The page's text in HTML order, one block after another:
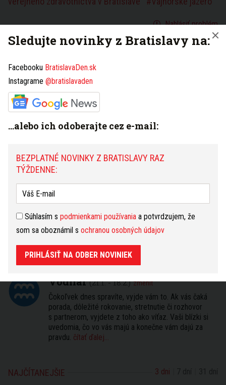
Nahlásiť problém
TÝŽDENNE:
ochranou osobných údajov
PRIHLÁSIŤ NA ODBER NOVINIEK
Máte tip na článok?Napíšte nám TU
Vodnár (21.1. - 18.2.) zmeniť
Čokoľvek dnes spravíte, vyjde vám to. Ak vás čaká
porada, dôležité rokovanie, stretnutie či rozhovor
s partnerom, vyjdete z toho ako víťaz. Vaši blízki si
uvedomia, čo vo vás majú a konečne vám dajú za
pravdu. čítať ďalej...
NAJČÍTANEJŠIE 3 dni
Sledujte novinky z Bratislavy na:
Facebooku BratislavaDen.sk
Instagrame @bratislavaden
...alebo ich odoberajte cez e-mail:
BEZPLATNÉ NOVINKY Z BRATISLAVY RAZ
TÝŽDENNE:
Súhlasím s podmienkami používania a potvrdzujem, že
som sa oboznámil s ochranou osobných údajov
PRIHLÁSIŤ NA ODBER NOVINIEK